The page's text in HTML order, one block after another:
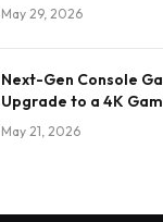
May 29, 2026
Next-Gen Console
Upgrade to a 4K
May 21, 2026